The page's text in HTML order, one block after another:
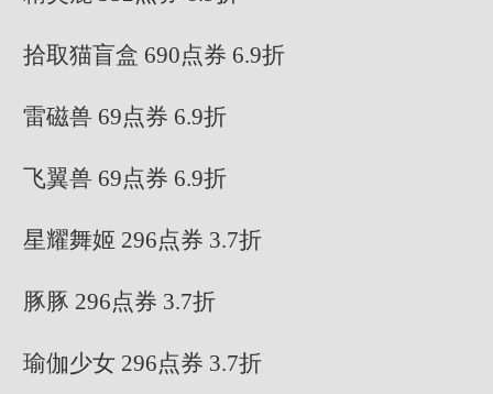
拾取猫盲盒 690点券 6.9折
雷磁兽 69点券 6.9折
飞翼兽 69点券 6.9折
星耀舞姬 296点券 3.7折
豚豚 296点券 3.7折
瑜伽少女 296点券 3.7折